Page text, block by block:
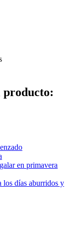
producto:
en primavera
los días aburridos y